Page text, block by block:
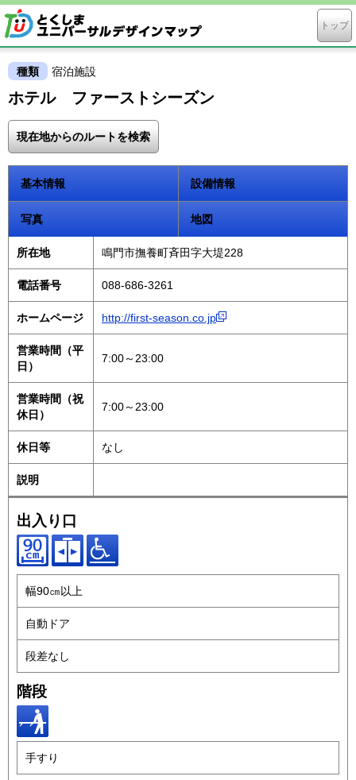
トップ
種類 宿泊施設
ホテル ファーストシーズン
現在地からのルートを検索
基本情報 設備情報
写真 地図
所在地 鳴門市撫養町斉田字大堤228
電話番号 088-686-3261
ホームページ http://first-season.co.jp
営業時間（平
日）
7:00～23:00
営業時間（祝
休日）
7:00～23:00
休日等 なし
説明
出入り口
幅90㎝以上
自動ドア
段差なし
階段
手すり